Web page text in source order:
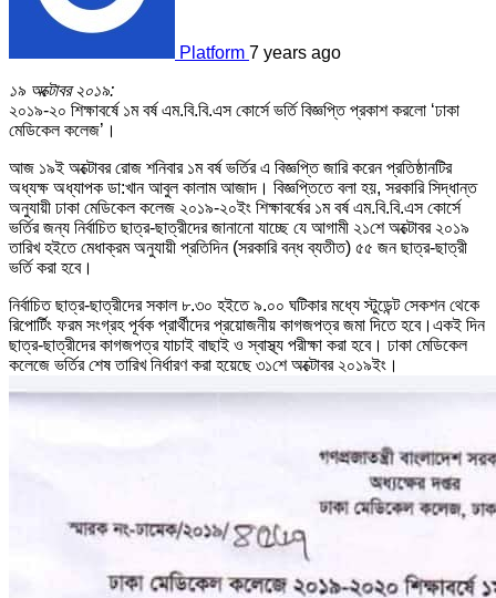
Platform 7 years ago
১৯ অক্টোবর ২০১৯:
২০১৯-২০ শিক্ষাবর্ষে ১ম বর্ষ এম.বি.বি.এস কোর্সে ভর্তি বিজ্ঞপ্তি প্রকাশ করলো ‘ঢাকা
মেডিকেল কলেজ’।
আজ ১৯ই অক্টোবর রোজ শনিবার ১ম বর্ষ ভর্তির এ বিজ্ঞপ্তি জারি করেন প্রতিষ্ঠানটির
অধ্যক্ষ অধ্যাপক ডা:খান আবুল কালাম আজাদ। বিজ্ঞপ্তিতে বলা হয়, সরকারি সিদ্ধান্ত
অনুযায়ী ঢাকা মেডিকেল কলেজ ২০১৯-২০ইং শিক্ষাবর্ষের ১ম বর্ষ এম.বি.বি.এস কোর্সে
ভর্তির জন্য নির্বাচিত ছাত্র-ছাত্রীদের জানানো যাচ্ছে যে আগামী ২১শে অক্টোবর ২০১৯
তারিখ হইতে মেধাক্রম অনুযায়ী প্রতিদিন (সরকারি বন্ধ ব্যতীত) ৫৫ জন ছাত্র-ছাত্রী
ভর্তি করা হবে।
নির্বাচিত ছাত্র-ছাত্রীদের সকাল ৮.৩০ হইতে ৯.০০ ঘটিকার মধ্যে স্টুডেন্ট সেকশন থেকে
রিপোর্টিং ফরম সংগ্রহ পূর্বক প্রার্থীদের প্রয়োজনীয় কাগজপত্র জমা দিতে হবে।একই দিন
ছাত্র-ছাত্রীদের কাগজপত্র যাচাই বাছাই ও স্বাস্থ্য পরীক্ষা করা হবে। ঢাকা মেডিকেল
কলেজে ভর্তির শেষ তারিখ নির্ধারণ করা হয়েছে ৩১শে অক্টোবর ২০১৯ইং।